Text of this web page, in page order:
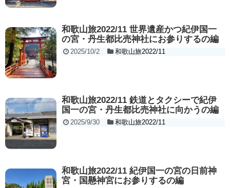
和歌山旅2022/11 世界遺産かつ紀伊国一
の宮・丹生都比売神社にお参りするの編
2025/10/2 和歌山旅2022/11
和歌山旅2022/11 鉄道とタクシーで紀伊
国一の宮・丹生都比売神社に向かうの編
2025/9/30 和歌山旅2022/11
和歌山旅2022/11 紀伊国一の宮の日前神
宮・国懸神宮にお参りするの編